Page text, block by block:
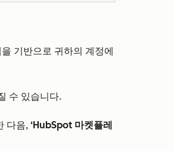
기반으로 귀하의 계정에
수 있습니다.
다음, ‘HubSpot 마켓플레